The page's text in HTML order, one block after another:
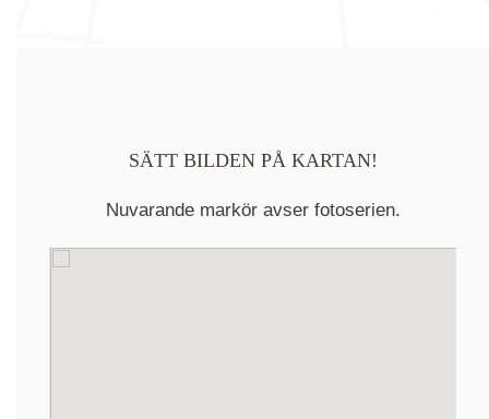
SÄTT BILDEN PÅ KARTAN!
Nuvarande markör avser fotoserien.